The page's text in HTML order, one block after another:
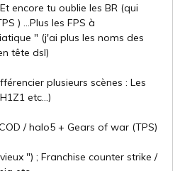
encore tu oublie les BR (qui
) ...Plus les FPS à
" (j'ai plus les noms des
tête dsl)
plusieurs scènes : Les
etc...)
/ halo5 + Gears of war (TPS)
") ; Franchise counter strike /